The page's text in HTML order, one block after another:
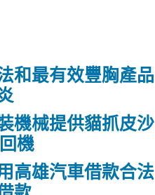
和最有效豐胸產品
機械提供貓抓皮沙
機
高雄汽車借款合法